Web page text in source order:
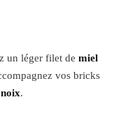
un léger filet demiel
vos bricks
noix.